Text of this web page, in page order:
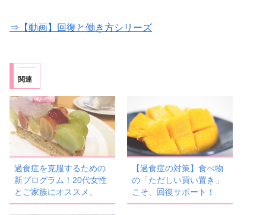
⇒【動画】回復と働き方シリーズ
関連
過食症を克服するための
新プログラム！20代女性
とご家族にオススメ。
【過食症の対策】食べ物
の「ただしい買い置き」
こそ、回復サポート！